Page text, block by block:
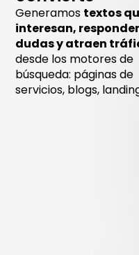
Generamos textos
interesan,
dudas y atraen
desde los motores de
búsqueda: páginas de
servicios, blogs,